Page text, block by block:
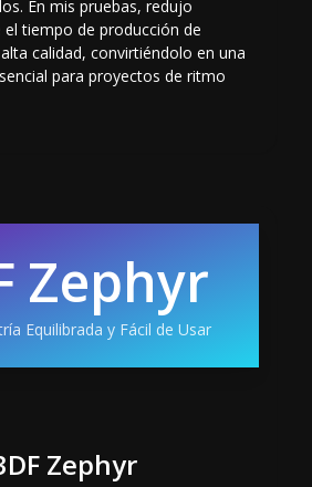
En mis pruebas, redujo
tiempo de producción de
calidad, convirtiéndolo en una
para proyectos de ritmo
Zephyr
Equilibrada y Fácil de Usar
Zephyr